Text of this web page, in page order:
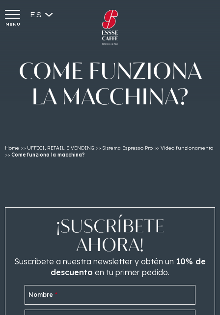
MENU
ES
COME FUNZIONA
LA MACCHINA?
Home >> UFFICI, RETAIL E VENDING >> Sistema Espresso Pro >> Video funzionamento
>> Come funziona la macchina?
¡SUSCRÍBETE
AHORA!
Suscríbete a nuestra newsletter y obtén un 10% de
descuento en tu primer pedido.
Nombre *